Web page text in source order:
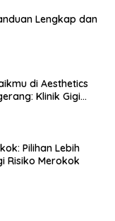
Lengkap dan
di Aesthetics
Klinik Gigi
Pilihan Lebih
Risiko Merokok